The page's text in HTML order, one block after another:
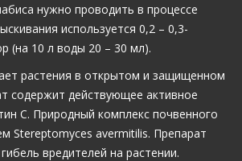
нужно проводить в процессе
используется 0,2 – 0,3-
(на 10 л воды 20 – 30 мл).
растения в открытом и защищенном
содержит действующее активное
С. Природный комплекс почвенного
Stereptomyces avermitilis. Препарат
вредителей на растении.